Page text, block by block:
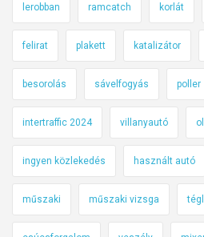
lerobban ramcatch korlát
felirat plakett katalizátor
besorolás sávelfogyás poller
intertraffic 2024 villanyautó
ingyen közlekedés használt autó
műszaki műszaki vizsga